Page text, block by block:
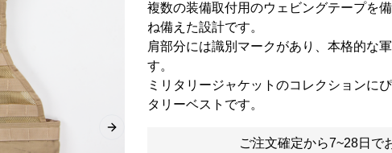
Next slide
複数の装備取付用のウェビングテープを
ね備えた設計です。
肩部分には識別マークがあり、本格的な
す。
ミリタリージャケットのコレクションに
タリーベストです。
ご注文確定から7~28日で